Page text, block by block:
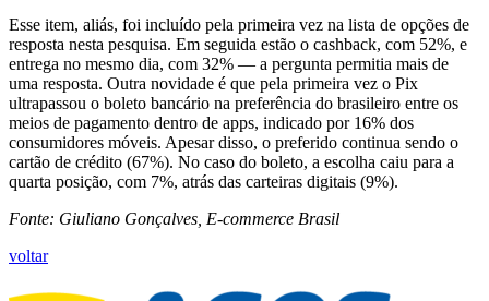
Esse item, aliás, foi incluído pela primeira vez na lista de opções de
resposta nesta pesquisa. Em seguida estão o cashback, com 52%, e
entrega no mesmo dia, com 32% — a pergunta permitia mais de
uma resposta. Outra novidade é que pela primeira vez o Pix
ultrapassou o boleto bancário na preferência do brasileiro entre os
meios de pagamento dentro de apps, indicado por 16% dos
consumidores móveis. Apesar disso, o preferido continua sendo o
cartão de crédito (67%). No caso do boleto, a escolha caiu para a
quarta posição, com 7%, atrás das carteiras digitais (9%).
Fonte: Giuliano Gonçalves, E-commerce Brasil
voltar